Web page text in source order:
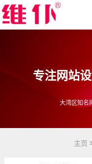
专注网站
大湾区知名
主页